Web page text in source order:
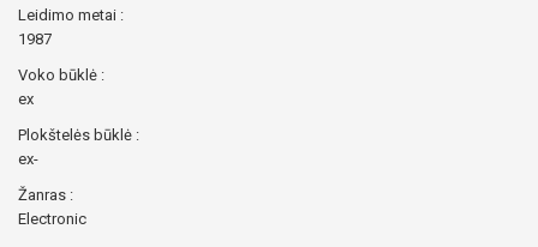
Leidimo metai :
1987
Voko būklė :
ex
Plokštelės būklė :
ex-
Žanras :
Electronic